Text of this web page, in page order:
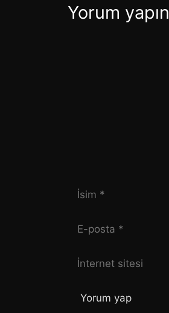
Yorum yapın
İsim
posta
İnternet
sitesi